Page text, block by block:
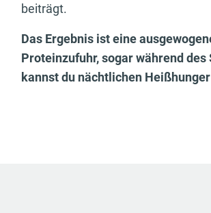
beiträgt.
Das Ergebnis ist eine
Proteinzufuhr, sogar während des
kannst du nächtlichen